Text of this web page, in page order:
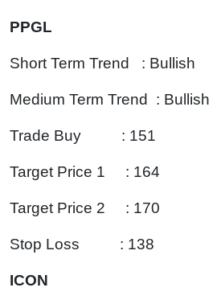
PPGL
Short Term Trend : Bullish
Medium Term Trend : Bullish
Trade Buy : 151
Target Price 1 : 164
Target Price 2 : 170
Stop Loss : 138
ICON